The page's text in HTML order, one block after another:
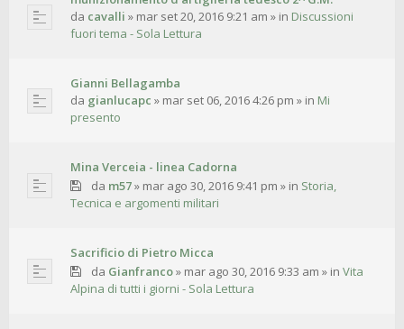
da cavalli » mar set 20, 2016 9:21 am » in Discussioni
fuori tema - Sola Lettura
Gianni Bellagamba
da gianlucapc » mar set 06, 2016 4:26 pm » in Mi
presento
Mina Verceia - linea Cadorna
da m57» mar ago 30, 2016 9:41 pm » in Storia,
Tecnica e argomenti militari
Sacrificio di Pietro Micca
da Gianfranco» mar ago 30, 2016 9:33 am » in Vita
Alpina di tutti i giorni - Sola Lettura